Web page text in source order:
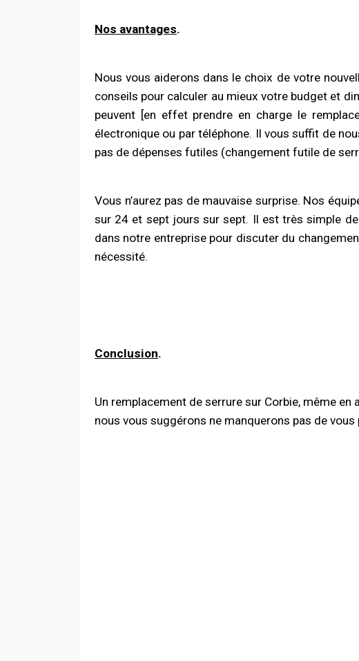
Nos avantages.
Nous vous aiderons dans le choix de votre
conseils pour calculer au mieux votre budget et
peuvent [en effet prendre en charge le
électronique ou par téléphone. Il vous suffit de
pas de dépenses futiles (changement futile de
Vous n’aurez pas de mauvaise surprise. Nos
sur 24 et sept jours sur sept. Il est très simple
dans notre entreprise pour discuter du
nécessité.
Conclusion.
Un remplacement de serrure sur Corbie, même
nous vous suggérons ne manquerons pas de